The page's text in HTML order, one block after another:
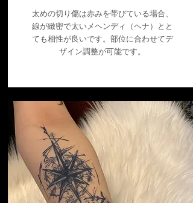
太めの切り傷は赤みを帯びている場合、
線が緻密で太いメヘンディ（ヘナ）とと
ても相性が良いです。部位に合わせてデ
ザイン調整が可能です。